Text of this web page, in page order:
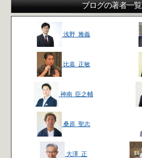
ブログの著者一覧
浅野 雅義
比嘉 正敏
神南 臣之輔
桑原 聖志
大澤 正